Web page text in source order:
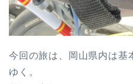
今回の旅は、岡山県内は基
ゆく。